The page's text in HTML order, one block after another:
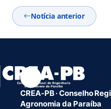
Notícia anterior
CREA-PB · Conselho
Agronomia da Paraíba